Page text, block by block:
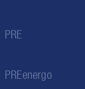
PRE
PREenergo